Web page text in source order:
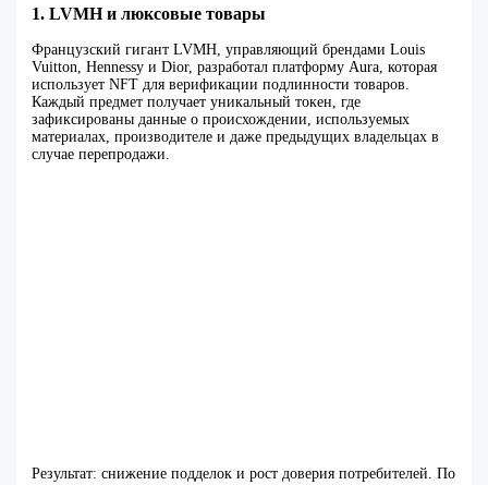
1. LVMH и люксовые товары
Французский гигант LVMH, управляющий брендами Louis
Vuitton, Hennessy и Dior, разработал платформу Aura, которая
использует NFT для верификации подлинности товаров.
Каждый предмет получает уникальный токен, где
зафиксированы данные о происхождении, используемых
материалах, производителе и даже предыдущих владельцах в
случае перепродажи.
Результат: снижение подделок и рост доверия потребителей. По